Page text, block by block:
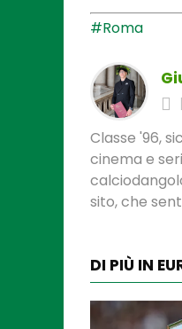
#Roma
Classe '96,
cinema e
sito, che
DI PIÙ IN